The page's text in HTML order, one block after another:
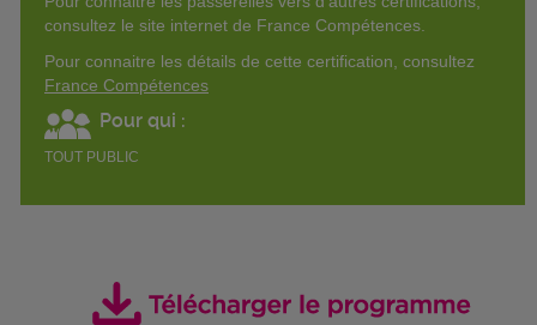
consultez le site internet de France Compétences.
Pour connaitre les détails de cette certification, consultez
France Compétences
Pour qui :
TOUT PUBLIC